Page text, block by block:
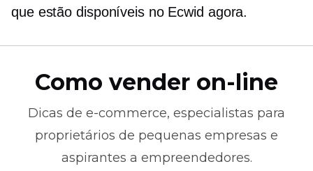
que estão disponíveis no Ecwid agora.
Como vender on-line
Dicas de e-commerce, especialistas para
proprietários de pequenas empresas e
aspirantes a empreendedores.